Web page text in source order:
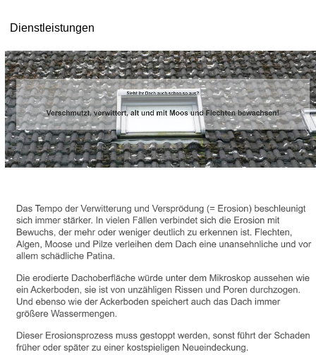
Dienstleistungen